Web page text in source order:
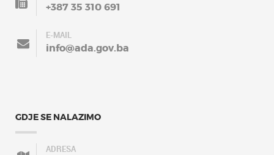
+387 35 310 691
E-MAIL
info@ada.gov.ba
GDJE SE NALAZIMO
ADRESA